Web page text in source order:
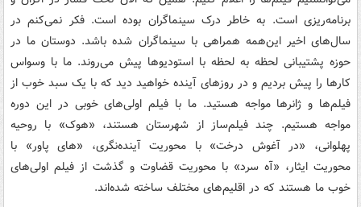
برنامه‌ریزی است. به خاطر درک سینماگران بوده است. فکر نمی‌کنم در
سال‌های اخیر این‌همه همراهی با سینماگران شده باشد. دوستان ما در
حوزه پشتیبانی لحظه به لحظه با استودیوها پیش می‌روند. ما با وسواس
کارها را پیش بردیم و در روزهای آینده خواهید دید که با یک سبد خوب از
فیلم‌ها و ژانرها مواجه هستید. ما با فیلم اولی‌های خوبی در این دوره
مواجه هستیم. چند فیلم‌ساز از شهرستان هستند، «هوک» با روحیه
پهلوانی، «در آغوش درخت» با محوریت آینده‌نگری، «های پاور» با
محوریت ایثار، «آه سرد» با محوریت قضاوت و گذشت از فیلم اولی‌های
خوب ما هستند که در اقلیم‌های مختلف ساخته شده‌اند.